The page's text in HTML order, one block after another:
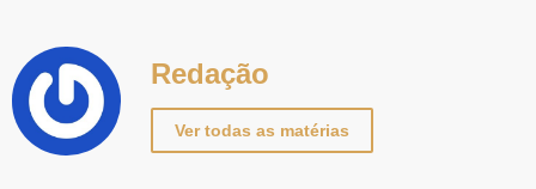
Redação
Ver todas as matérias